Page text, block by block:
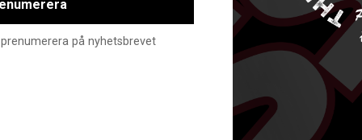
STICKBAG SR
BLACK/WHITE
på nyhetsbrevet